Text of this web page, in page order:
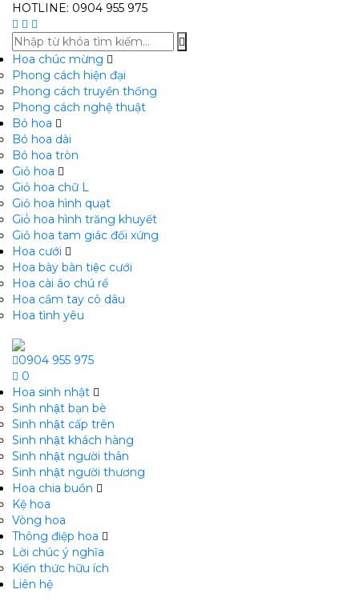
HOTLINE: 0904 955 975
Hoa chúc mừng
Phong cách hiện đại
Phong cách truyền thống
Phong cách nghệ thuật
Bó hoa
Bó hoa dài
Bó hoa tròn
Giỏ hoa
Giỏ hoa chữ L
Giỏ hoa hình quạt
Giỏ̉ hoa hình trăng khuyết
Giỏ hoa tam giác đối xứng
Hoa cưới
Hoa bày bàn tiệc cưới
Hoa cài áo chú rể
Hoa cầm tay cô dâu
Hoa tình yêu
0904 955 975
0
Hoa sinh nhật
Sinh nhật bạn bè
Sinh nhật cấp trên
Sinh nhật khách hàng
Sinh nhật người thân
Sinh nhật người thương
Hoa chia buồn
Kệ hoa
Vòng hoa
Thông điệp hoa
Lời chúc ý nghĩa
Kiến thức hữu ích
Liên hệ